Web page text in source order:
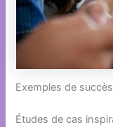
Exemples de
Études de cas